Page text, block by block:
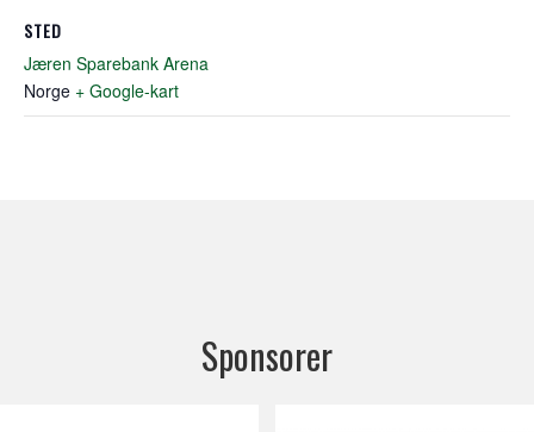
STED
Jæren Sparebank Arena
Norge + Google-kart
Sponsorer